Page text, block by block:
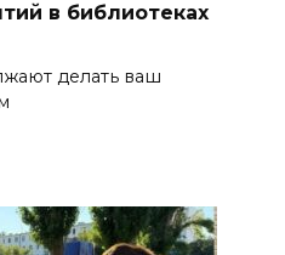
в библиотеках
делать ваш